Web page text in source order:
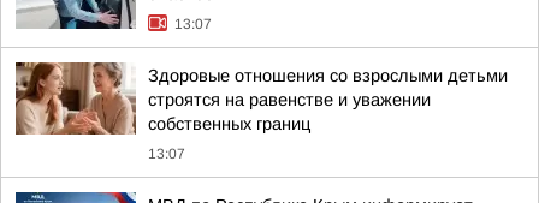
13:07
Здоровые отношения со взрослыми детьми
строятся на равенстве и уважении
собственных границ
13:07